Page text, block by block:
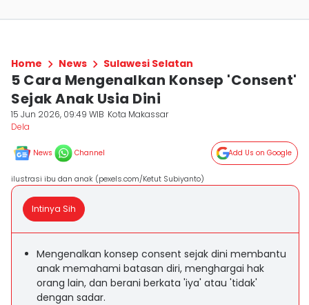
Home News Sulawesi Selatan
5 Cara Mengenalkan Konsep 'Consent'
Sejak Anak Usia Dini
15 Jun 2026, 09:49 WIB Kota Makassar
Dela ‎
News Channel Add Us on Google
ilustrasi ibu dan anak (pexels.com/Ketut Subiyanto)
Intinya Sih
Mengenalkan konsep consent sejak dini membantu
anak memahami batasan diri, menghargai hak
orang lain, dan berani berkata 'iya' atau 'tidak'
dengan sadar.